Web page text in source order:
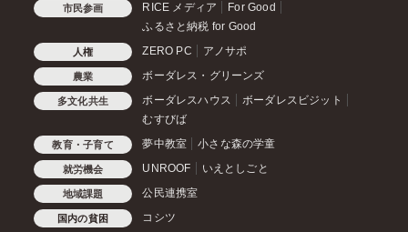
市民参画 RICE メディア
For Good
ふるさと納税 for Good
人権 ZERO PC アノサポ
農業 ボーダレス・グリーンズ
多文化共生 ボーダレスハウス
ボーダレスビジット
むすびば
教育・子育て 夢中教室 小さな森の学童
就労機会 UNROOF いえとしごと
地域課題 公民連携室
国内の貧困 コシツ